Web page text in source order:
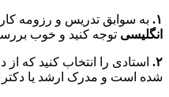
۱. به سوابق تدریس و رزومه
انگلیسی توجه کنید و خوب
۲.
استادی را انتخاب کنید که
شده است و مدرک ارشد یا